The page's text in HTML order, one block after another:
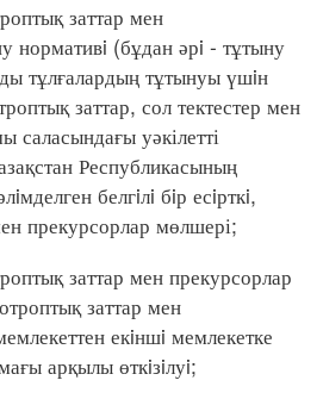
заттар мен
нормативi (бұдан әрi - тұтыну
тұлғалардың тұтынуы үшiн
заттар, сол тектестер мен
саласындағы уәкілетті
Республикасының
белгiлi бiр есiрткi,
прекурсорлар мөлшері;
заттар мен прекурсорлар
заттар мен
екiншi мемлекетке
арқылы өткiзiлуi;